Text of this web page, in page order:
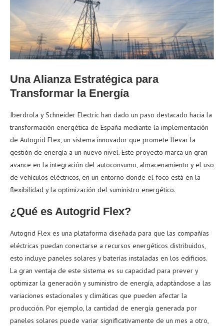
Una Alianza Estratégica para
Transformar la Energía
Iberdrola y Schneider Electric han dado un paso destacado hacia la
transformación energética de España mediante la implementación
de Autogrid Flex, un sistema innovador que promete llevar la
gestión de energía a un nuevo nivel. Este proyecto marca un gran
avance en la integración del autoconsumo, almacenamiento y el uso
de vehículos eléctricos, en un entorno donde el foco está en la
flexibilidad y la optimización del suministro energético.
¿Qué es Autogrid Flex?
Autogrid Flex es una plataforma diseñada para que las compañías
eléctricas puedan conectarse a recursos energéticos distribuidos,
esto incluye paneles solares y baterías instaladas en los edificios.
La gran ventaja de este sistema es su capacidad para prever y
optimizar la generación y suministro de energía, adaptándose a las
variaciones estacionales y climáticas que pueden afectar la
producción. Por ejemplo, la cantidad de energía generada por
paneles solares puede variar significativamente de un mes a otro,